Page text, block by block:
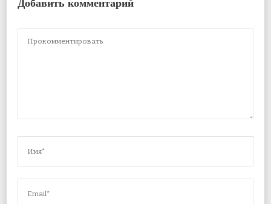
Добавить комментарий